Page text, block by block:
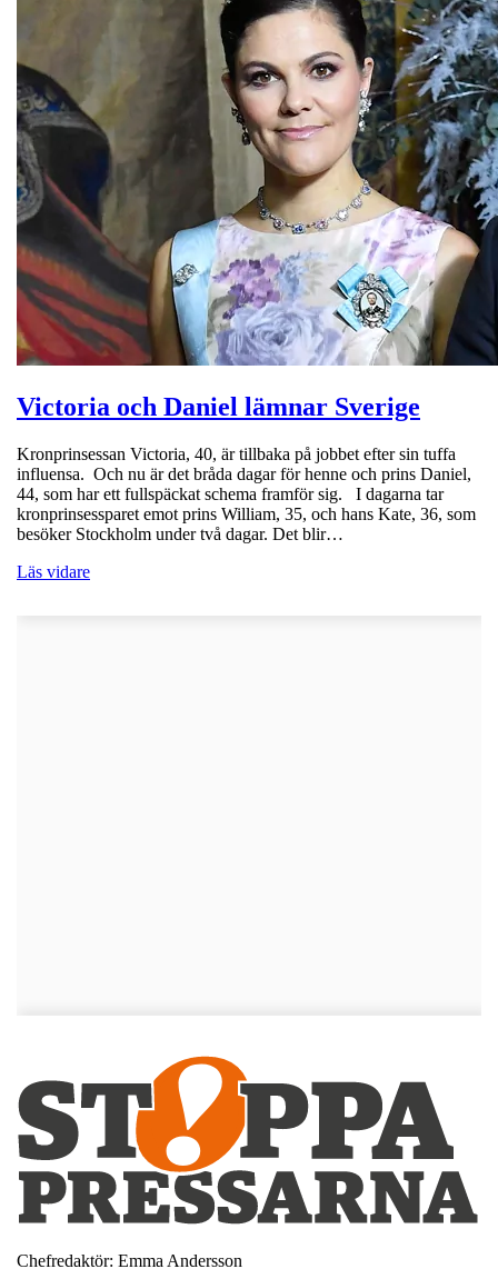
Victoria och Daniel lämnar Sverige
Kronprinsessan Victoria, 40, är tillbaka på jobbet efter sin tuffa
influensa. Och nu är det bråda dagar för henne och prins Daniel,
44, som har ett fullspäckat schema framför sig. I dagarna tar
kronprinsessparet emot prins William, 35, och hans Kate, 36, som
besöker Stockholm under två dagar. Det blir…
Läs vidare
Chefredaktör: Emma Andersson